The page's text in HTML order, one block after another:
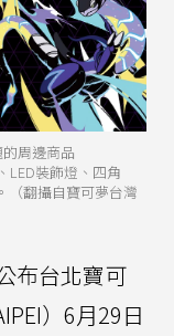
周邊商品
LED裝飾燈、四角
（翻攝自寶可夢台灣
布台北寶可
）6月29日